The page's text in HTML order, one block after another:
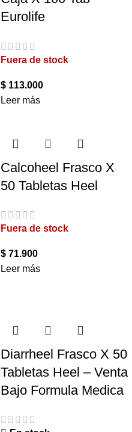
Eurolife
Fuera de stock
$ 113.000
Leer más
Calcoheel Frasco X
50 Tabletas Heel
Fuera de stock
$ 71.900
Leer más
Diarrheel Frasco X 50
Tabletas Heel – Venta
Bajo Formula Medica